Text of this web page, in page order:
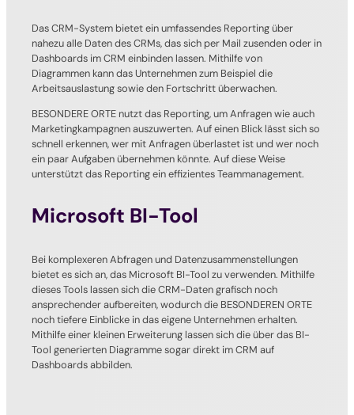
Das CRM-System bietet ein umfassendes Reporting über
nahezu alle Daten des CRMs, das sich per Mail zusenden oder in
Dashboards im CRM einbinden lassen. Mithilfe von
Diagrammen kann das Unternehmen zum Beispiel die
Arbeitsauslastung sowie den Fortschritt überwachen.
BESONDERE ORTE nutzt das Reporting, um Anfragen wie auch
Marketingkampagnen auszuwerten. Auf einen Blick lässt sich so
schnell erkennen, wer mit Anfragen überlastet ist und wer noch
ein paar Aufgaben übernehmen könnte. Auf diese Weise
unterstützt das Reporting ein effizientes Teammanagement.
Microsoft BI-Tool
Bei komplexeren Abfragen und Datenzusammenstellungen
bietet es sich an, das Microsoft BI-Tool zu verwenden. Mithilfe
dieses Tools lassen sich die CRM-Daten grafisch noch
ansprechender aufbereiten, wodurch die BESONDEREN ORTE
noch tiefere Einblicke in das eigene Unternehmen erhalten.
Mithilfe einer kleinen Erweiterung lassen sich die über das BI-
Tool generierten Diagramme sogar direkt im CRM auf
Dashboards abbilden.